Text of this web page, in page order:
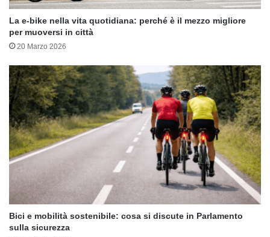
La e-bike nella vita quotidiana: perché è il mezzo migliore
per muoversi in città
20 Marzo 2026
Bici e mobilità sostenibile: cosa si discute in Parlamento
sulla sicurezza